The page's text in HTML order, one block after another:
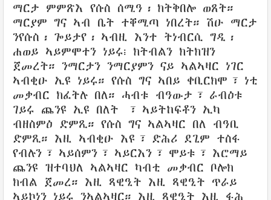
ማርታ ምምጽእ የሱስ ሰሚዓ፡ ክትቅበሎ ወጸት።
ማርያም ግና ኣብ ቤት ተቐሚጣ ነበረት። ሽዑ ማርታ
ንየሱስ፡ ጐይታየ፡ ኣብዚ እንተ ትነብርሲ ግዲ፡
ሐወይ ኣይምሞተን ነይሩ፧ ክትብልን ክትክዝን
ጀመረት። ንማርታን ንማርያምን ናይ ኣልኣዛር ነገር
ኣብቂዑ ኢዩ ነይሩ። የሱስ ግና ኣበይ ቀቢርክሞ፣ ነቲ
መቃብር ክፈትሉ በለ። ሓብቱ ብዓውታ፣ ራብዕቱ
ገይሩ ጨንዩ ኢዩ በለት ፣ ኣይትከፍቶን ኢካ
ብዘስምዕ ድምጺ። የሱስ ግና ኣልኣዛር በለ ብዓቢ
ድምጺ። እዚ ኣብቂዑ እዩ፣ ድሕሪ ደጊም ተስፋ
የብሉን፣ ኣይሰምን፣ ኣይርእን፣ ሞይቱ፣ እሮማይ
ጨንዩ ዝተባህለ ኣልኣዛር ካብቲ መቃብር ቦሎክ
ክብል ጀመረ። እዚ ጻዊዒት እዚ ጻዊዒት ጥራይ
ኣይኮነን ነይሩ ንኣልኣዛር። እዚ ጻዊዒት እዚ ፋሕ